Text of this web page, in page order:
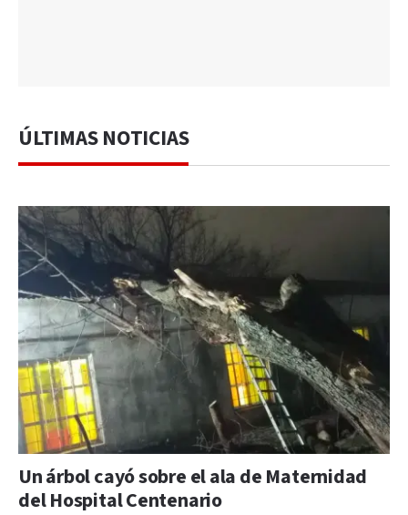
ÚLTIMAS NOTICIAS
Un árbol cayó sobre el ala de Maternidad
del Hospital Centenario